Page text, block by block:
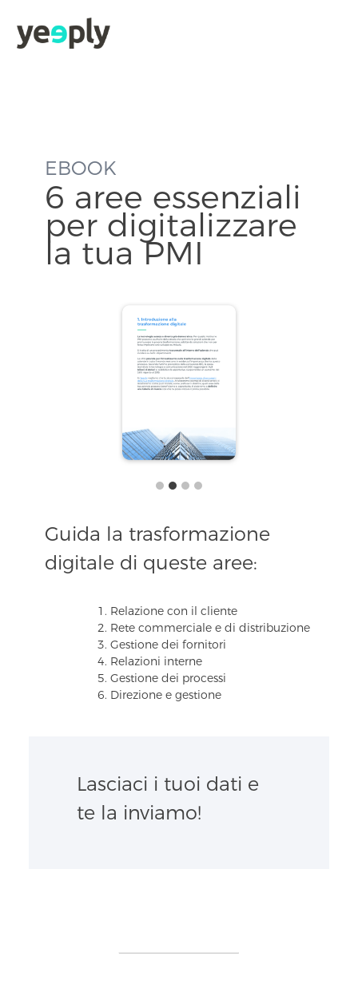
EBOOK
6 aree essenziali
per digitalizzare
la tua PMI
Guida la trasformazione
digitale di queste aree:
Relazione con il cliente
Rete commerciale e di distribuzione
Gestione dei fornitori
Relazioni interne
Gestione dei processi
Direzione e gestione
Lasciaci i tuoi dati e
te la inviamo!